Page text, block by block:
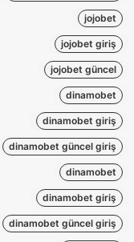
jojobet
jojobet giriş
jojobet güncel
dinamobet
dinamobet giriş
dinamobet güncel giriş
dinamobet
dinamobet giriş
dinamobet güncel giriş